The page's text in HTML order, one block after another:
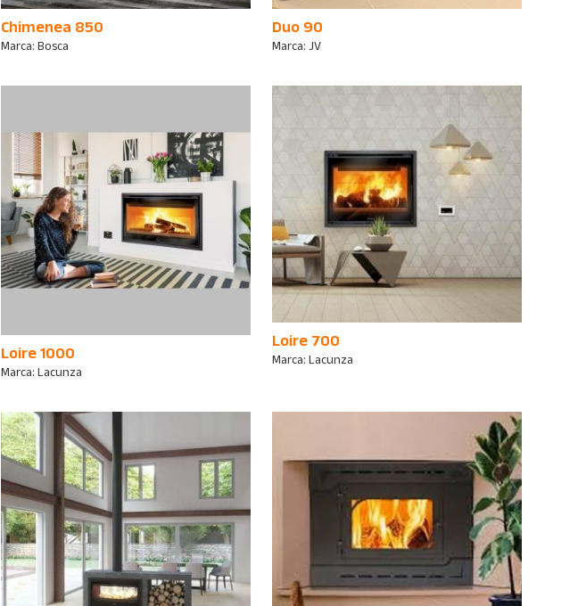
Chimenea 850
Marca: Bosca
Duo 90
Marca: JV
Loire 1000
Marca: Lacunza
Loire 700
Marca: Lacunza